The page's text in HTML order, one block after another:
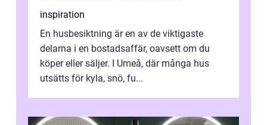
inspiration
En husbesiktning är en av de viktigaste
delarna i en bostadsaffär, oavsett om du
köper eller säljer. I Umeå, där många hus
utsätts för kyla, snö, fu...